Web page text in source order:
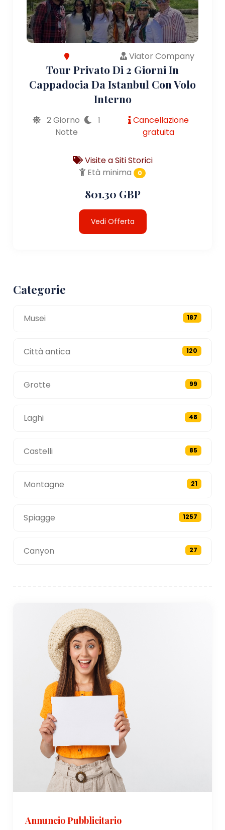
Viator Company
Tour Privato Di 2 Giorni In
Cappadocia Da Istanbul Con Volo
Interno
2 Giorno
1
Notte
Cancellazione
gratuita
Visite a Siti Storici
Età minima
0
801.30 GBP
Vedi Offerta
Categorie
Musei 187
Città antica 120
Grotte 99
Laghi 48
Castelli 85
Montagne 21
Spiagge 1257
Canyon 27
Annuncio Pubblicitario